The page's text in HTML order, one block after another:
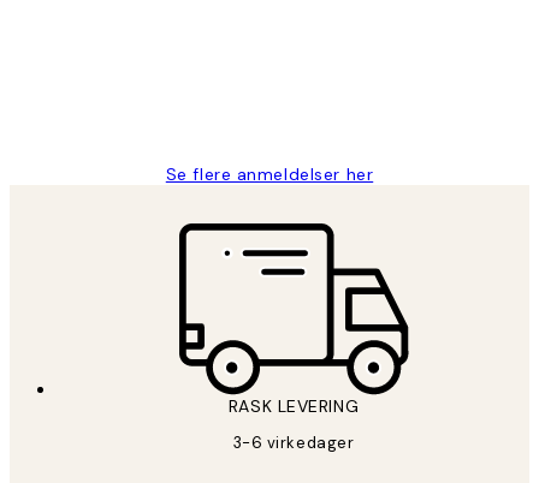
Se flere anmeldelser her
RASK LEVERING
3-6 virkedager